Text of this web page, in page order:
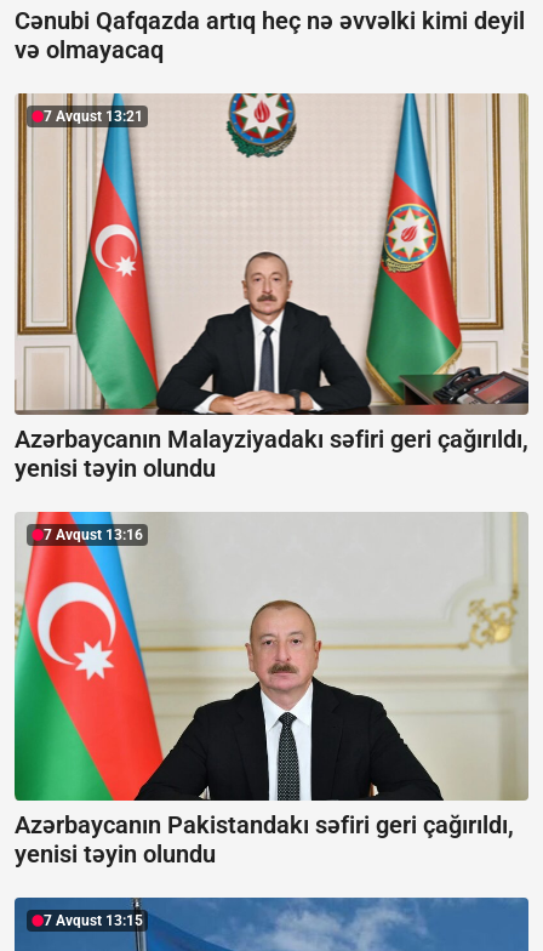
Cənubi Qafqazda artıq heç nə əvvəlki kimi deyil
və olmayacaq
7 Avqust 13:21
Azərbaycanın Malayziyadakı səfiri geri çağırıldı,
yenisi təyin olundu
7 Avqust 13:16
Azərbaycanın Pakistandakı səfiri geri çağırıldı,
yenisi təyin olundu
7 Avqust 13:15